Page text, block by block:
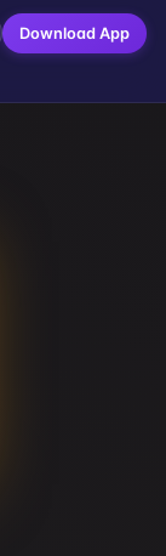
Download App